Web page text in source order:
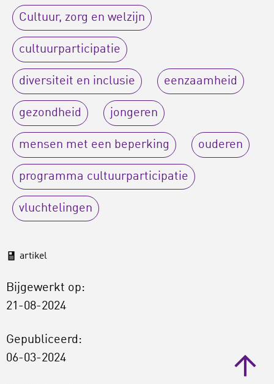
Cultuur, zorg en welzijn
cultuurparticipatie
diversiteit en inclusie eenzaamheid
gezondheid jongeren
mensen met een beperking ouderen
programma cultuurparticipatie
vluchtelingen
artikel
Bijgewerkt op:
21-08-2024
Gepubliceerd:
06-03-2024